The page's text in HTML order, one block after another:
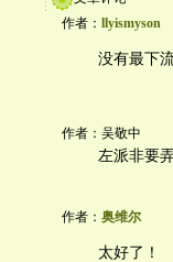
作者： llyismyson
没有最下
作者：吴敬中
左派非要
作者： 奥维尔
太好了！